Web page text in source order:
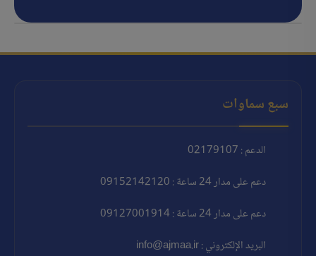
سبع سماوات
الدعم : 02179107
دعم على مدار 24 ساعة : 09152142120
دعم على مدار 24 ساعة : 09127001914
البريد الإلكتروني : info@ajmaa.ir